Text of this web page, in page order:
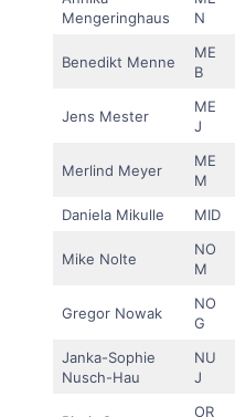
Mengeringhaus
N
Benedikt Menne
ME
B
Jens Mester
ME
J
Merlind Meyer
ME
M
Daniela Mikulle MID
Mike Nolte
NO
M
Gregor Nowak
NO
G
Janka-Sophie
Nusch-Hau
NU
J
OR